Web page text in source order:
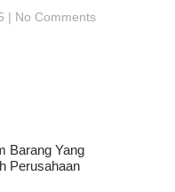
No Comments
Barang Yang
Perusahaan